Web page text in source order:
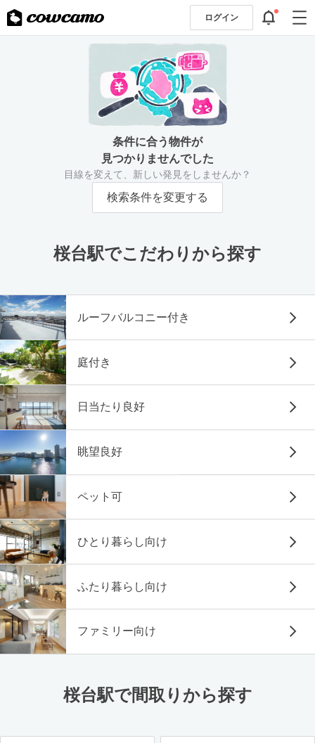
ログイン
条件に合う物件が
見つかりませんでした
目線を変えて、新しい発見をしませんか？
検索条件を変更する
桜台駅でこだわりから探す
ルーフバルコニー付き
庭付き
日当たり良好
眺望良好
ペット可
ひとり暮らし向け
ふたり暮らし向け
ファミリー向け
桜台駅で間取りから探す